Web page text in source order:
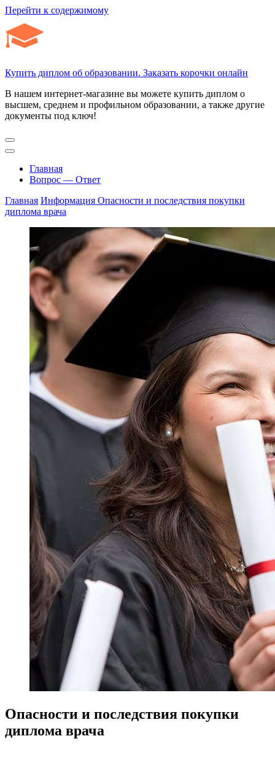
Перейти к содержимому
Купить диплом об образовании. Заказать корочки онлайн
В нашем интернет-магазине вы можете купить диплом о
высшем, среднем и профильном образовании, а также другие
документы под ключ!
Главная
Вопрос — Ответ
Главная Информация Опасности и последствия покупки
диплома врача
Опасности и последствия покупки
диплома врача